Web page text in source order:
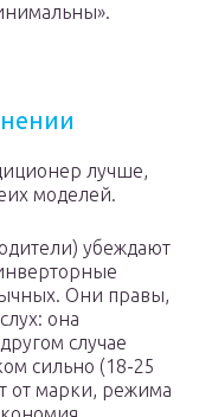
лучше,
моделей.
убеждают
Они правы,
она
случае
сильно (18-25
от марки, режима